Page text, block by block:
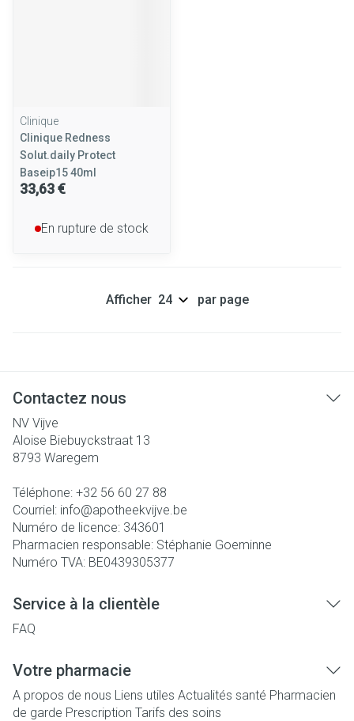
Clinique
Clinique Redness
Solut.daily Protect
Baseip15 40ml
33,63 €
En rupture de stock
Afficher par page
Contactez nous
NV Vijve
Aloise Biebuyckstraat 13
8793 Waregem
Téléphone: +32 56 60 27 88
Courriel: info@apotheekvijve.be
Numéro de licence: 343601
Pharmacien responsable: Stéphanie Goeminne
Numéro TVA: BE0439305377
Service à la clientèle
FAQ
Votre pharmacie
A propos de nous Liens utiles Actualités santé Pharmacien
de garde Prescription Tarifs des soins